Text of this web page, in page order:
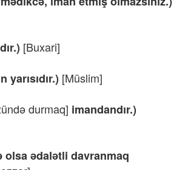
[Buxari]
yarısıdır.) [Müslim]
durmaq] imandandır.)
olsa ədalətli davranmaq